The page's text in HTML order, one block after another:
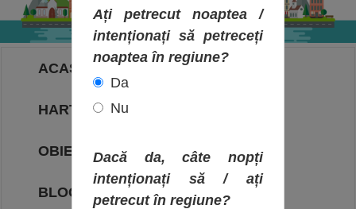
ACASA
HARTA OBIECTIVELOR
OBIECTIVE
BLOG
Ați petrecut noaptea /
intenționați să petreceți
noaptea în regiune?
Da
Nu
Dacă da, câte nopți
intenționați să / ați
petrecut în regiune?